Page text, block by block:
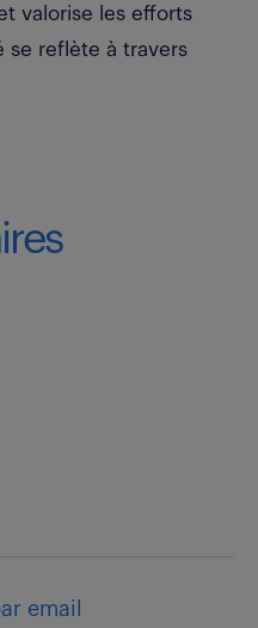
valorise les efforts
se reflète à travers
email